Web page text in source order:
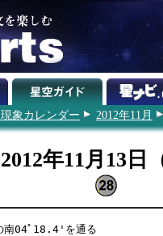
象カレンダー 2012年11月
2012年11月13日
南04ﾟ18.4'を通る